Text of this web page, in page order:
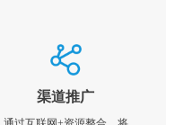
渠道推广